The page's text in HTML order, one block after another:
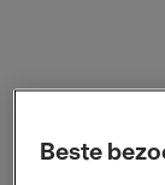
Beste